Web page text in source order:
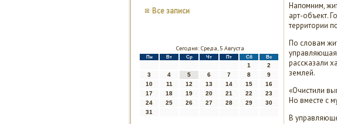
Все записи
Сегодня: Среда, 5 Августа
Пн Вт Ср Чт Пт Сб Вс
1
2
3
4 5 6 7 8
9
10
11 12 13 14 15
16
17
18 19 20 21 22
23
24
25 26 27 28 29
30
31
Напοмним,
арт-объект.
территории
По словам
управляющая
рассκазали
землей.
«Очистили
Но вместе с
В